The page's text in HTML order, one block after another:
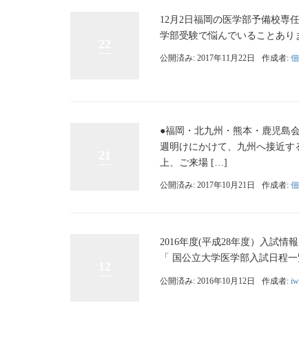
12月2日福岡の医学部予備校専
学部受験で悩んでいることあ
公開済み: 2017年11月22日 作成者:
●福岡・北九州・熊本・鹿児島
週明けにかけて、九州へ接近
上、ご来場 […]
公開済み: 2017年10月21日 作成者:
2016年度(平成28年度）入試情
「 国公立大学医学部入試日程
公開済み: 2016年10月12日 作成者: